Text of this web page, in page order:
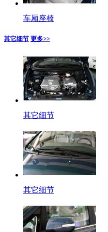
车厢座椅
其它细节 更多>>
其它细节
其它细节